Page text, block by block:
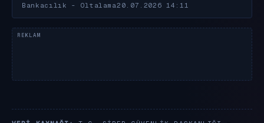
Bankacılık - Oltalama20.07.2026 14:11